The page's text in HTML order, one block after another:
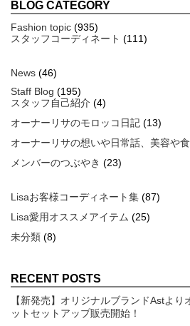
BLOG CATEGORY
Fashion topic (935)
スタッフコーディネート (111)
News (46)
Staff Blog (195)
スタッフ自己紹介 (4)
オーナーリサのモロッコ日記 (13)
オーナーリサの想いや日常話、美容や食
メンバーのつぶやき (23)
Lisaお客様コーディネート集 (87)
Lisa愛用オススメアイテム (25)
未分類 (8)
RECENT POSTS
【新発売】オリジナルブランドAstよ
ットセットアップ販売開始！